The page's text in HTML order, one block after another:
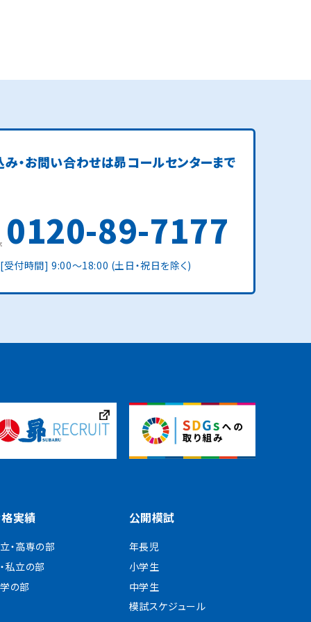
み・お問い合わせは昴コールセンターまで
0120-89-7177
[受付時間] 9:00〜18:00 (土日・祝日を除く)
実績
・高専の部
私立の部
の部
公開模試
年長児
小学生
中学生
模試スケジュール